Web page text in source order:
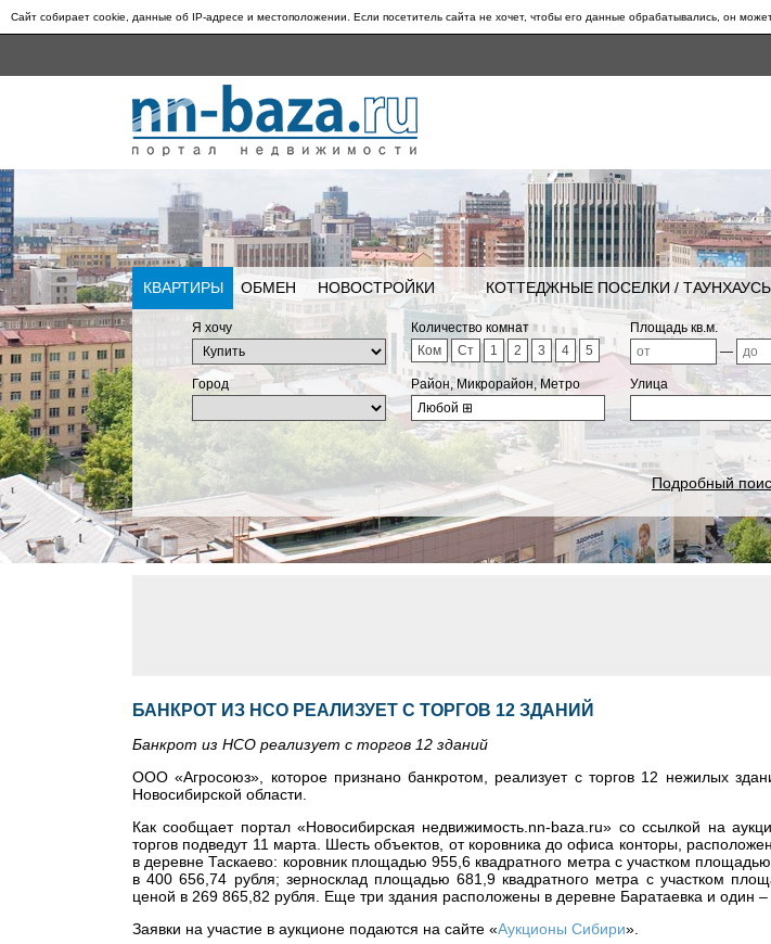
Сайт собирает cookie, данные об IP-адресе и местоположении. Если посетитель сайта не хочет, чтобы его данные обрабатывались, он может
КВАРТИРЫ ОБМЕН НОВОСТРОЙКИ КОТТЕДЖНЫЕ ПОСЕЛКИ /
Я хочу
Количество комнат
Ком
Ст 1 2 3 4 5
Площадь кв.м.
—
Город
Район, Микрорайон, Метро
Любой ⊞
Улица
Подробный
БАНКРОТ ИЗ НСО РЕАЛИЗУЕТ С ТОРГОВ 12 ЗДАНИЙ
Банкрот из НСО реализует с торгов 12 зданий
ООО «Агросоюз», которое признано банкротом, реализует с торгов 12 нежилых
Новосибирской области.
Как сообщает портал «Новосибирская недвижимость.nn-baza.ru» со ссылкой на
торгов подведут 11 марта. Шесть объектов, от коровника до офиса конторы,
в деревне Таскаево: коровник площадью 955,6 квадратного метра с участком
в 400 656,74 рубля; зерносклад площадью 681,9 квадратного метра с участком
ценой в 269 865,82 рубля. Еще три здания расположены в деревне Баратаевка и один –
Заявки на участие в аукционе подаются на сайте «Аукционы Сибири».